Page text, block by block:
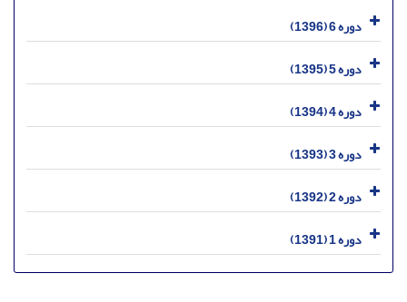
دوره 6 (1396)
دوره 5 (1395)
دوره 4 (1394)
دوره 3 (1393)
دوره 2 (1392)
دوره 1 (1391)